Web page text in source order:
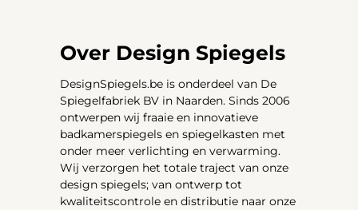
Over Design Spiegels
DesignSpiegels.be is onderdeel van De
Spiegelfabriek BV in Naarden. Sinds 2006
ontwerpen wij fraaie en innovatieve
badkamerspiegels en spiegelkasten met
onder meer verlichting en verwarming.
Wij verzorgen het totale traject van onze
design spiegels; van ontwerp tot
kwaliteitscontrole en distributie naar onze